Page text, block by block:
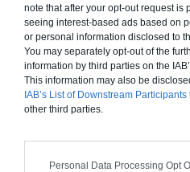
note that after your opt-out request is
seeing interest-based ads based on
or personal information disclosed to
You may separately opt-out of the
information by third parties on the
This information may also be
IAB’s List of Downstream Participants
other third parties.
Personal Data Processing Opt
Programmez vite une
Faites les bons choix
départ, trouvez les
au bon prix pour vos
estimation rapide du budget